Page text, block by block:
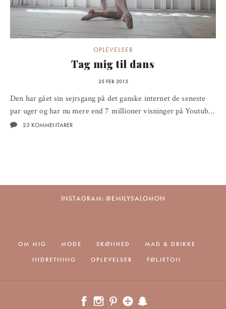
OPLEVELSER
Tag mig til dans
25 FEB 2015
Den har gået sin sejrsgang på det ganske internet de seneste
par uger og har nu mere end 7 millioner visninger på Youtub…
25 KOMMENTARER
INSTAGRAM: @EMILYSALOMON
OM MIG MODE SKØNHED
MAD & DRIKKE
INDRETNING
OPLEVELSER FØLJETON